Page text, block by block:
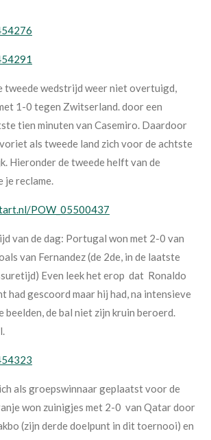
tweede wedstrijd weer niet overtuigd,
1-0 tegen Zwitserland. door een
tien minuten van Casemiro. Daardoor
als tweede land zich voor de achtste
Hieronder de tweede helft van de
reclame.
POW_05500437
van de dag: Portugal won met 2-0 van
van Fernandez (de 2de, in de laatste
Even leek het erop dat Ronaldo
had gescoord maar hij had, na intensieve
beelden, de bal niet zijn kruin beroerd.
als groepswinnaar geplaatst voor de
won zuinigjes met 2-0 van Qatar door
(zijn derde doelpunt in dit toernooi) en